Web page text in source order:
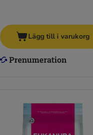
Lägg till i varukorg